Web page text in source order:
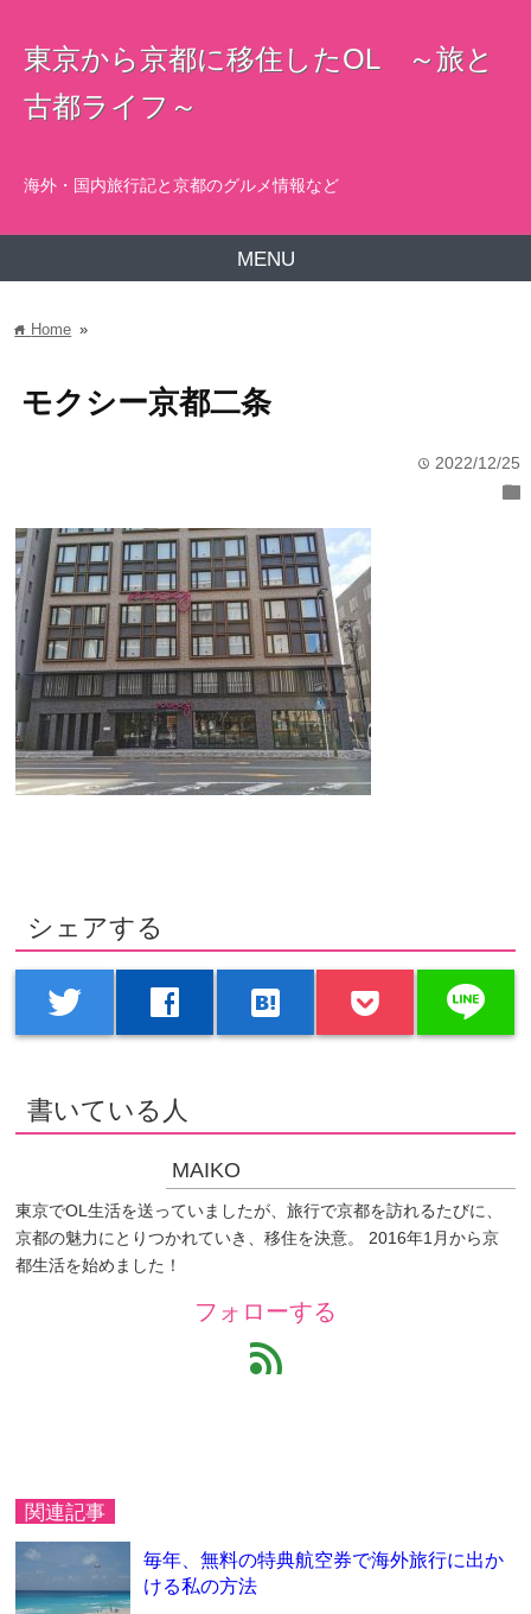
東京から京都に移住したOL ～旅と
古都ライフ～
海外・国内旅行記と京都のグルメ情報など
MENU
home Home »
モクシー京都二条
time 2022/12/25
folder
シェアする
twitter facebook hatenabookmark line
書いている人
MAIKO
東京でOL生活を送っていましたが、旅行で京都を訪れるたびに、
京都の魅力にとりつかれていき、移住を決意。 2016年1月から京
都生活を始めました！
フォローする
feed
関連記事
毎年、無料の特典航空券で海外旅行に出か
ける私の方法